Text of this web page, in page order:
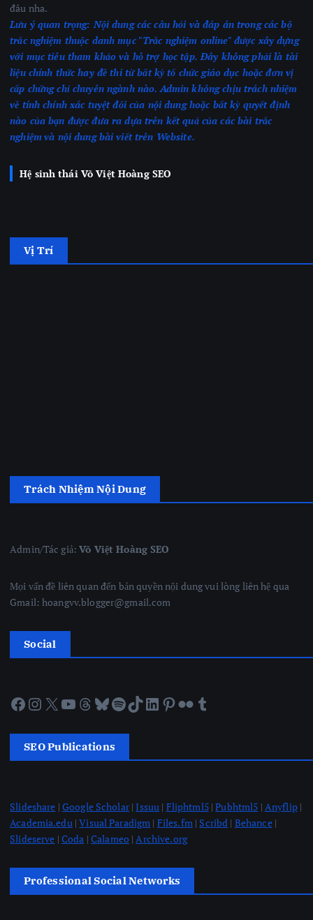
đâu nha.
Lưu ý quan trọng: Nội dung các câu hỏi và đáp án trong các bộ
trắc nghiệm thuộc danh mục "Trắc nghiệm online" được xây dựng
với mục tiêu tham khảo và hỗ trợ học tập. Đây không phải là tài
liệu chính thức hay đề thi từ bất kỳ tổ chức giáo dục hoặc đơn vị
cấp chứng chỉ chuyên ngành nào. Admin không chịu trách nhiệm
về tính chính xác tuyệt đối của nội dung hoặc bất kỳ quyết định
nào của bạn được đưa ra dựa trên kết quả của các bài trắc
nghiệmvà nội dung bài viết trên Website.
Hệ sinh thái Võ Việt Hoàng SEO
Vị Trí
Trách Nhiệm Nội Dung
Admin/Tác giả:Võ Việt Hoàng SEO
Mọi vấn đề liên quan đến bản quyền nội dung vui lòng liên hệ qua
Gmail: hoangvv.blogger@gmail.com
Social
Facebook Instagram X YouTube Threads Bluesky Spotify TikTok LinkedIn Pinterest Flickr Tumblr
SEO Publications
Slideshare | Google Scholar|Issuu | Fliphtml5|Pubhtml5 | Anyflip|
Academia.edu |Visual Paradigm | Files.fm | Scribd | Behance|
Slideserve | Coda | Calameo| Archive.org
Professional Social Networks